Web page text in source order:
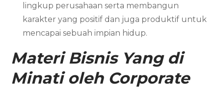
lingkup perusahaan serta membangun
karakter yang positif dan juga produktif untuk
mencapai sebuah impian hidup.
Materi Bisnis Yang di
Minati oleh Corporate